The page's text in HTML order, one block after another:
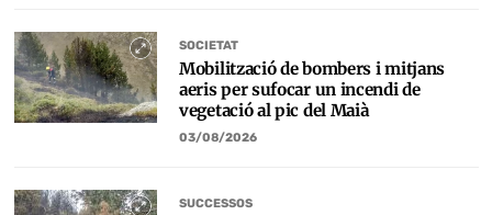
SOCIETAT
Mobilització de bombers i mitjans
aeris per sufocar un incendi de
vegetació al pic del Maià
03/08/2026
SUCCESSOS